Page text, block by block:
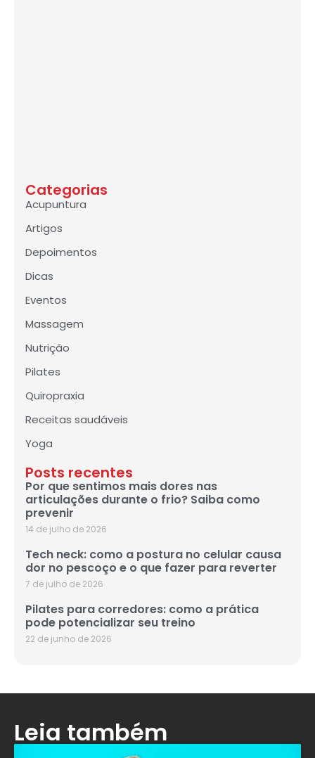
Categorias
Acupuntura
Artigos
Depoimentos
Dicas
Eventos
Massagem
Nutrição
Pilates
Quiropraxia
Receitas saudáveis
Yoga
Posts recentes
Por que sentimos mais dores nas
articulações durante o frio? Saiba como
prevenir
14 de julho de 2026
Tech neck: como a postura no celular causa
dor no pescoço e o que fazer para reverter
7 de julho de 2026
Pilates para corredores: como a prática
pode potencializar seu treino
22 de junho de 2026
Leia também